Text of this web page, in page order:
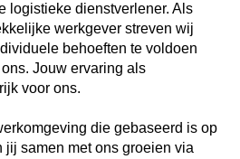
logistieke dienstverlener. Als
werkgever streven wij
behoeften te voldoen
Jouw ervaring als
voor ons.
die gebaseerd is op
jij samen met ons groeien via